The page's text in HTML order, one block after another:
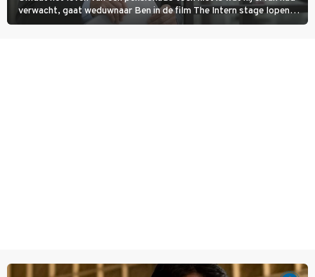
verwacht, gaat weduwnaar Ben in de film The Intern stage lopen
bij de hippe webwinkel van Jules, wat een gouden zet blijkt te zijn.